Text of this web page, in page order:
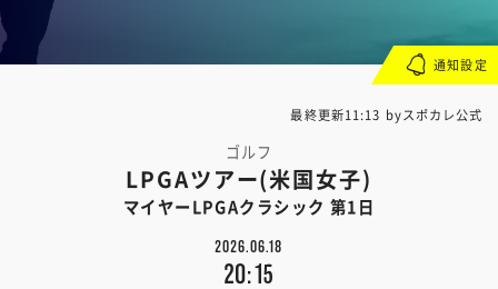
最終更新11:13 byスポカレ公式
ゴルフ
LPGAツアー(米国女子)
マイヤーLPGAクラシック 第1日
2026.06.18
20:15
通知設定